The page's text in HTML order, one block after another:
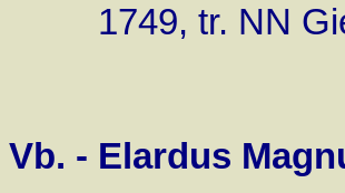
1749, tr. NN
Vb. - Elardus